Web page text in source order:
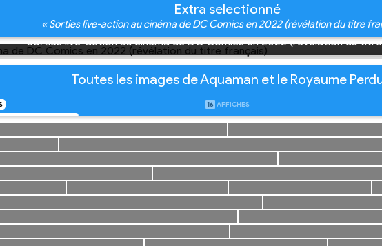
Extra selectionné
« Sorties live-action au cinéma de DC Comics en 2022 (révélation du titre
Sorties live-action au cinéma de DC Comics en 2022 (révélation du
Toutes les images de Aquaman et le Royaume
16 AFFICHES